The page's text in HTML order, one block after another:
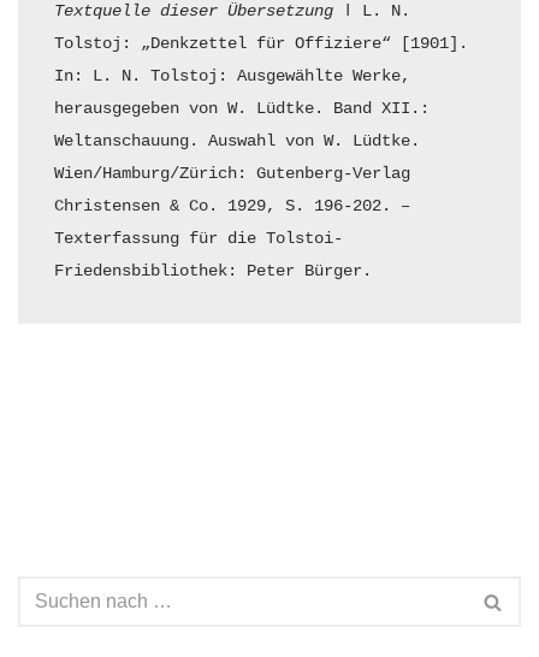
Textquelle dieser Übersetzung ǀ L. N.
Tolstoj: „Denkzettel für Offiziere“ [1901].
In: L. N. Tolstoj: Ausgewählte Werke,
herausgegeben von W. Lüdtke. Band XII.:
Weltanschauung. Auswahl von W. Lüdtke.
Wien/Hamburg/Zürich: Gu­tenberg-Verlag
Christensen & Co. 1929, S. 196-202. –
Texterfassung für die Tolstoi-
Friedensbibliothek: Peter Bürger.